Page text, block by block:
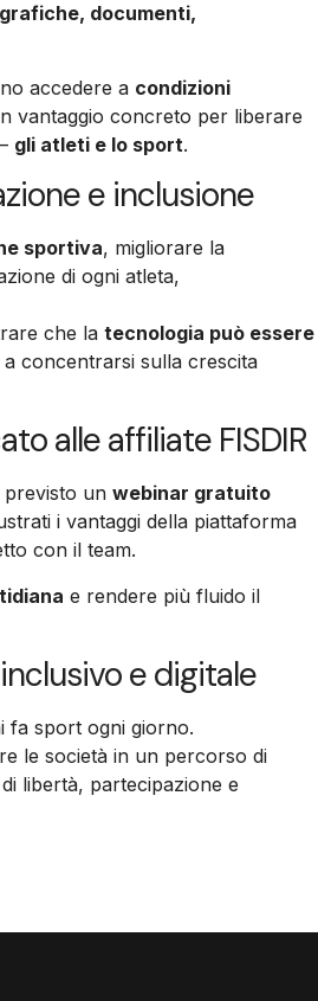
documenti,
accedere a condizioni
vantaggio concreto per liberare
gli atleti e lo sport.
e inclusione
sportiva, migliorare la
di ogni atleta,
che la tecnologia può essere
concentrarsi sulla crescita
alle affiliate FISDIR
previsto un webinar gratuito
i vantaggi della piattaforma
con il team.
e rendere più fluido il
e digitale
fa sport ogni giorno.
le società in un percorso di
libertà, partecipazione e